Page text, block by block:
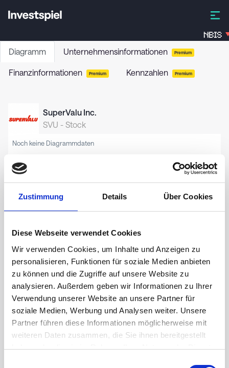
Zustimmung Details Über Cookies
Diese Webseite verwendet Cookies
Wir verwenden Cookies, um Inhalte und Anzeigen zu
personalisieren, Funktionen für soziale Medien anbieten
zu können und die Zugriffe auf unsere Website zu
analysieren. Außerdem geben wir Informationen zu Ihrer
Verwendung unserer Website an unsere Partner für
soziale Medien, Werbung und Analysen weiter. Unsere
Partner führen diese Informationen möglicherweise mit
weiteren Daten zusammen, die Sie ihnen bereitgestellt
haben oder die sie im Rahmen Ihrer Nutzung der Dienste
NBIS
Diagramm Unternehmensinformationen Premium
Finanzinformationen Premium Kennzahlen Premium
SuperValu Inc.
SVU - Stock
Noch keine Diagrammdaten
24 Std. 1M 3M 1J 5J